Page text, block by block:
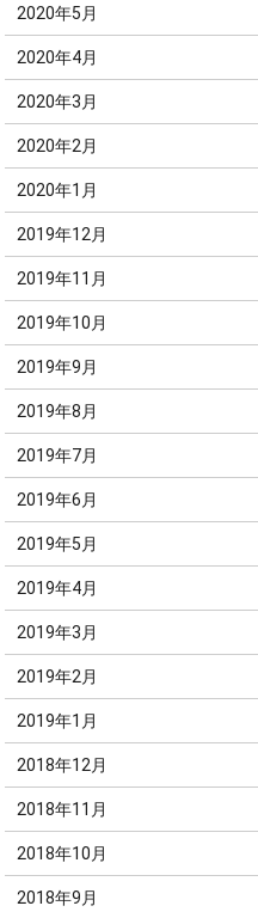
2020年5月
2020年4月
2020年3月
2020年2月
2020年1月
2019年12月
2019年11月
2019年10月
2019年9月
2019年8月
2019年7月
2019年6月
2019年5月
2019年4月
2019年3月
2019年2月
2019年1月
2018年12月
2018年11月
2018年10月
2018年9月